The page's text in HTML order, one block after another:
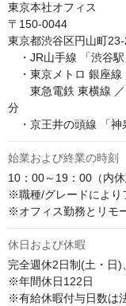
東京本社オフィス
〒150‐0044
東京都渋谷区円山町
・JR山手線 「渋谷
・東京メトロ 銀座線
東急電鉄 東横線 ／
分
・京王井の頭線 「神
始業および終業の時刻
10：00～19：00（内
※職種/グレードにより
※オフィス勤務とリモ
休日および休暇
完全週休2日制(土・日
※年間休日122日
※有給休暇付与日数は